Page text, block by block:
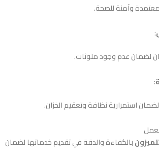
وآمنة للصحة.
:
لضمان عدم وجود ملوثات.
:
استمرارية نظافة وتعقيم الخزان.
بالكفاءة والدقة في تقديم خدماتها لضمان